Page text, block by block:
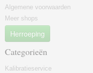
Algemene voorwaarden
Meer shops
Herroeping
Categorieën
Kalibratieservice